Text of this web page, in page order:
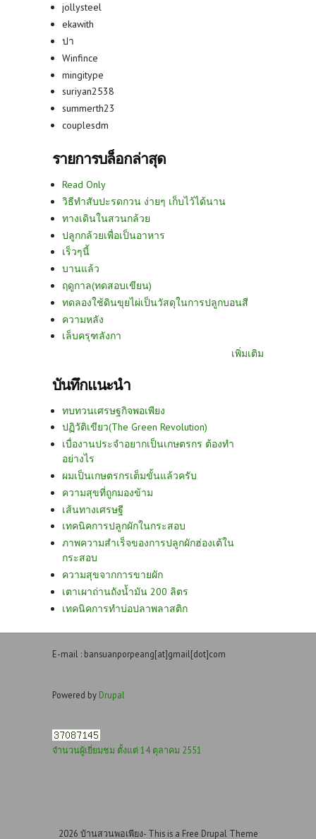
jollysteel
ekawith
ปา
Winfince
mingitype
suriyan2538
summerth23
couplesdm
รายการบล็อกล่าสุด
Read Only
วิธีทำสับปะรดกวน ง่ายๆ เก็บไว้ได้นาน
ทางเดินในสวนกล้วย
ปลูกกล้วยเพื่อเป็นอาหาร
เร็วๆนี้
บานแล้ว
ฤดูกาล(ทดสอบเขียน)
ทดลองใช้ดินขุยไผ่เป็นวัสดุในการปลูกบอนสี
ความหลัง
เล็บครุฑลังกา
เพิ่มเติม
บันทึกแนะนำ
ทบทวนเศรษฐกิจพอเพียง
ปฏิวัติเขียว(The Green Revolution)
เบื่องานประจำอยากเป็นเกษตรกร ต้องทำ
อย่างไร
ผมเป็นเกษตรกรเต็มขั้นแล้วครับ
ความสุขที่ถูกมองข้าม
เส้นทางเศรษฐี
เทคนิคการปลูกผักในกระสอบ
ภาพความสำเร็จของการปลูกผักฮ่องเต้ใน
กระสอบ
ความสุขจากการขายผัก
เตาเผาถ่านถังน้ำมัน 200 ลิตร
เทคนิคการทำบ่อปลาพลาสติก
E-mail : bansuanporpeang[at]gmail[dot]com
Powered by Drupal
จำนวนผู้เยี่ยมชม ตั้งแต่ 14 ตุลาคม 2551
2026 บ้านสวนพอเพียง- This is a Free Drupal Theme